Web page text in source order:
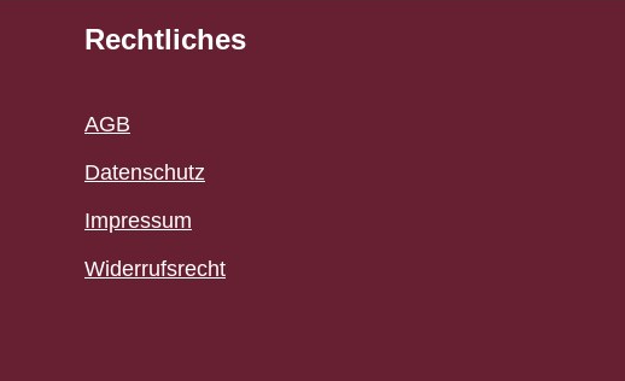
Rechtliches
AGB
Datenschutz
Impressum
Widerrufsrecht